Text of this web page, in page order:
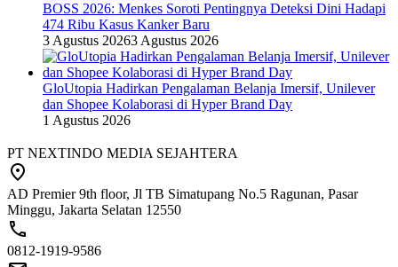
BOSS 2026: Menkes Soroti Pentingnya Deteksi Dini Hadapi
474 Ribu Kasus Kanker Baru
3 Agustus 20263 Agustus 2026
GloUtopia Hadirkan Pengalaman Belanja Imersif, Unilever
dan Shopee Kolaborasi di Hyper Brand Day
1 Agustus 2026
PT NEXTINDO MEDIA SEJAHTERA
AD Premier 9th floor, Jl TB Simatupang No.5 Ragunan, Pasar
Minggu, Jakarta Selatan 12550
0812-1919-9586